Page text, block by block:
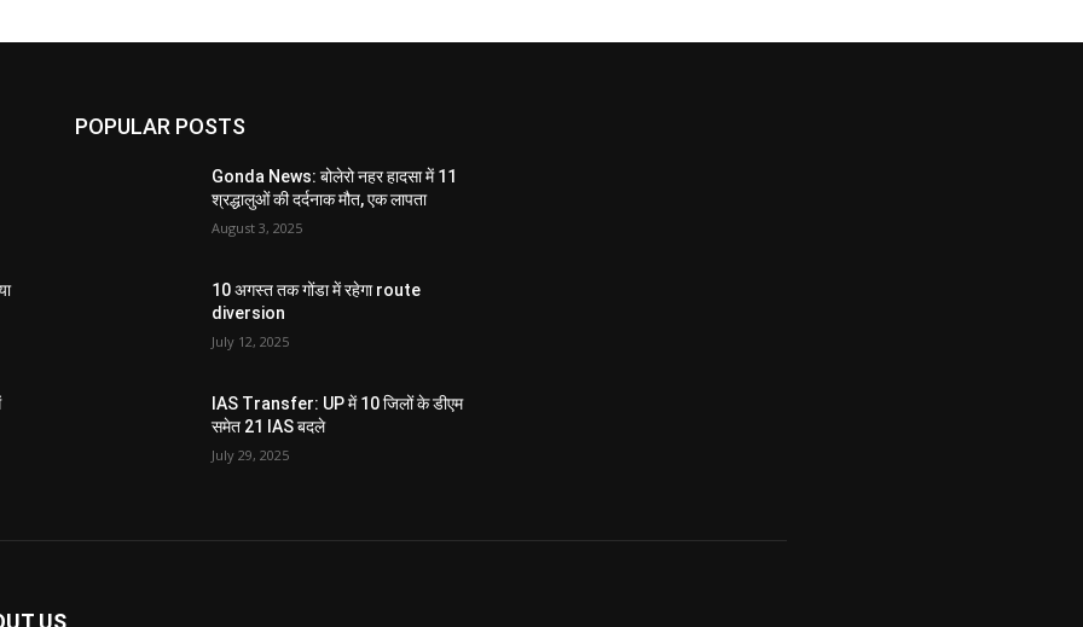
POPULAR POSTS
Gonda News: बोलेरो नहर हादसा में 11
श्रद्धालुओं की दर्दनाक मौत, एक लापता
August 3, 2025
10 अगस्त तक गोंडा में रहेगा route
diversion
July 12, 2025
IAS Transfer: UP में 10 जिलों के डीएम
समेत 21 IAS बदले
July 29, 2025
US